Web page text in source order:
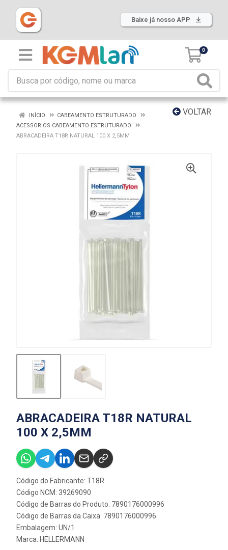
Baixe já nosso APP
0
VOLTAR
INÍCIO
CABEAMENTO ESTRUTURADO
ACESSORIOS CABEAMENTO ESTRUTURADO
ABRACADEIRA T18R NATURAL 100 X 2,5MM
ABRACADEIRA T18R NATURAL
100 X 2,5MM
Código do Fabricante: T18R
Código NCM: 39269090
Código de Barras do Produto: 7890176000996
Código de Barras da Caixa: 7890176000996
Embalagem: UN/1
Marca: HELLERMANN